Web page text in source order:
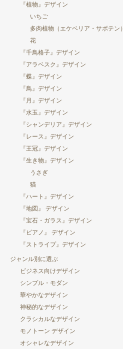
『植物』デザイン
いちご
多肉植物（エケベリア・サボテン）
花
『千鳥格子』デザイン
『アラベスク』デザイン
『蝶』デザイン
『鳥』デザイン
『月』デザイン
『水玉』デザイン
『シャンデリア』デザイン
『レース』デザイン
『王冠』デザイン
『生き物』デザイン
うさぎ
猫
『ハート』デザイン
『地図』 デザイン
『宝石・ガラス』デザイン
『ピアノ』 デザイン
『ストライプ』デザイン
ジャンル別に選ぶ
ビジネス向けデザイン
シンプル・モダン
華やかなデザイン
神秘的なデザイン
クラシカルなデザイン
モノトーン デザイン
オシャレなデザイン